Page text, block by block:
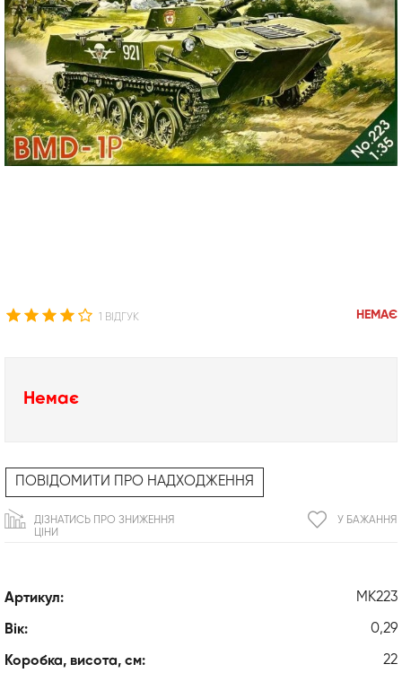
1 ВІДГУК НЕМАЄ
Артикул: MK223
Вік: 0,29
Коробка, висота, см: 22
Немає
ПОВІДОМИТИ ПРО НАДХОДЖЕННЯ
У БАЖАННЯ
ДІЗНАТИСЬ ПРО ЗНИЖЕННЯ
ЦІНИ